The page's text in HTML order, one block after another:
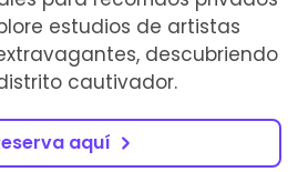
estudios de artistas
descubriendo
cautivador.
aquí